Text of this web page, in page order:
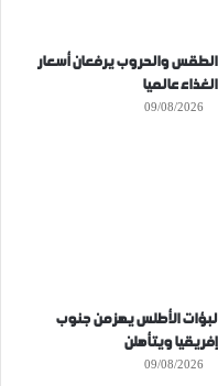
الطقس والحروب يرفعان أسعار
الغذاء عالميا
09/08/2026
لبؤات الأطلس يهزمن جنوب
إفريقيا ويتأهلن
09/08/2026